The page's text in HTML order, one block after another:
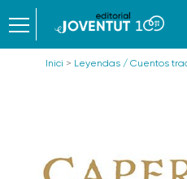
Inici > Leyendas / Cuentos